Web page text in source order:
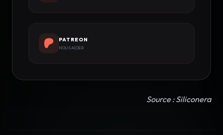
PATREON
NOUS AIDER
Source : Siliconera